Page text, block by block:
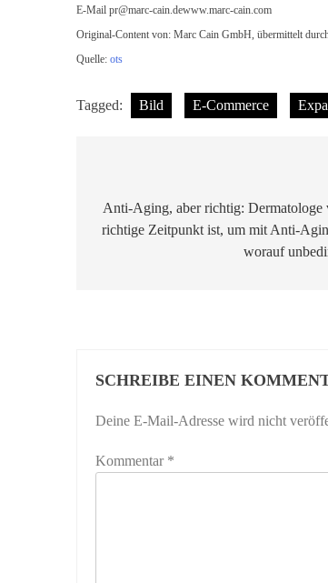
E-Mail pr@marc-cain.dewww.marc-cain.com
Original-Content von: Marc Cain GmbH, übermittelt
Quelle: ots
Tagged: Bild E-Commerce
Anti-Aging, aber richtig: Dermatologe
richtige Zeitpunkt ist, um mit Anti-
worauf
SCHREIBE EINEN
Deine E-Mail-Adresse wird nicht
Kommentar *